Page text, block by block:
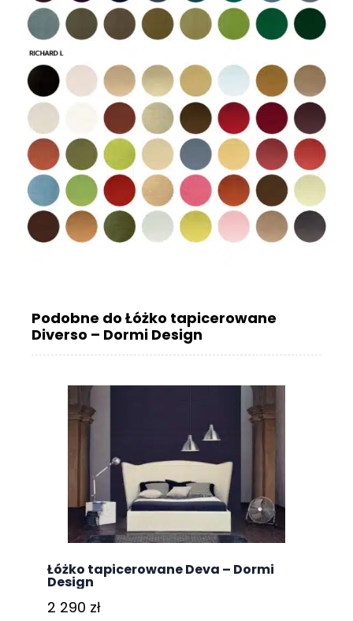
Podobne do Łóżko tapicerowane
Diverso – Dormi Design
Łóżko tapicerowane Deva – Dormi
Design
2 290 zł